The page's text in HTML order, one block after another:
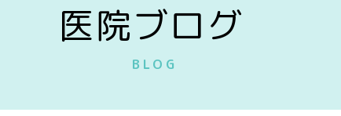
医院ブログ
BLOG